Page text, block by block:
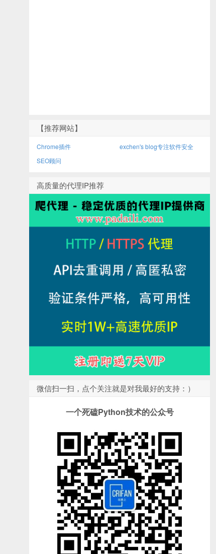
【推荐网站】
Chrome插件
exchen's blog专注软件安全
SEO顾问
高质量的代理IP推荐
微信扫一扫，点个关注就是对我最好的支持：）
一个死磕Python技术的公众号